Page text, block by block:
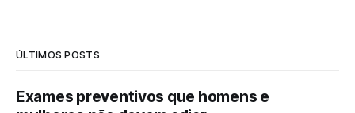
ÚLTIMOS POSTS
Exames preventivos que homens e